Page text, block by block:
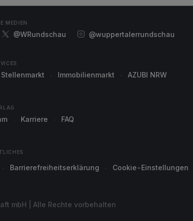
MEDIEN
@WRundschau @wuppertalerrundschau
Stellenmarkt Immobilienmarkt AZUBI NRW
Karriere FAQ
Barrierefreiheitserklärung Cookie-Einstellungen
mbH | Alle Rechte vorbehalten